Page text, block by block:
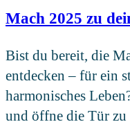
Mach 2025 zu
Bist du bereit, die
entdecken – für ein
harmonisches
und öffne die Tür zu